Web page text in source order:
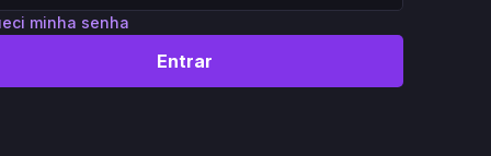
minha senha
Entrar